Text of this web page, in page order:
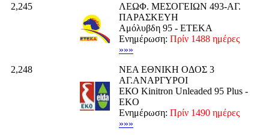
2,245
ΛΕΩΦ. ΜΕΣΟΓΕΙΩΝ 493-ΑΓ.
ΠΑΡΑΣΚΕΥΗ
Αμόλυβδη 95 - ΕΤΕΚΑ
Ενημέρωση: Πρίν 1488 ημέρες
»»»
2,248
ΝΕΑ ΕΘΝΙΚΗ ΟΔΟΣ 3
ΑΓ.ΑΝΑΡΓΥΡΟΙ
ΕΚΟ Kinitron Unleaded 95 Plus -
EKO
Ενημέρωση: Πρίν 1490 ημέρες
»»»